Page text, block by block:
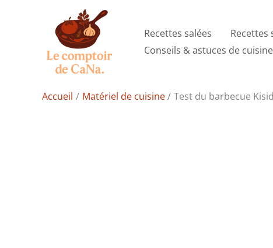
Recettes salées Recettes
Conseils & astuces de cuisine
Accueil Matériel de cuisine Test du barbecue